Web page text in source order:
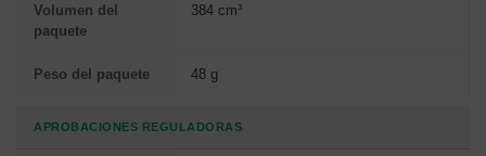
Volumen del
paquete
384 cm³
Peso del paquete 48 g
APROBACIONES REGULADORAS